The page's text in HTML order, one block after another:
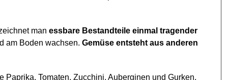
man essbare Bestandteile einmal tragender
am Boden wachsen. Gemüse entsteht aus anderen
Tomaten, Zucchini, Auberginen und Gurken,